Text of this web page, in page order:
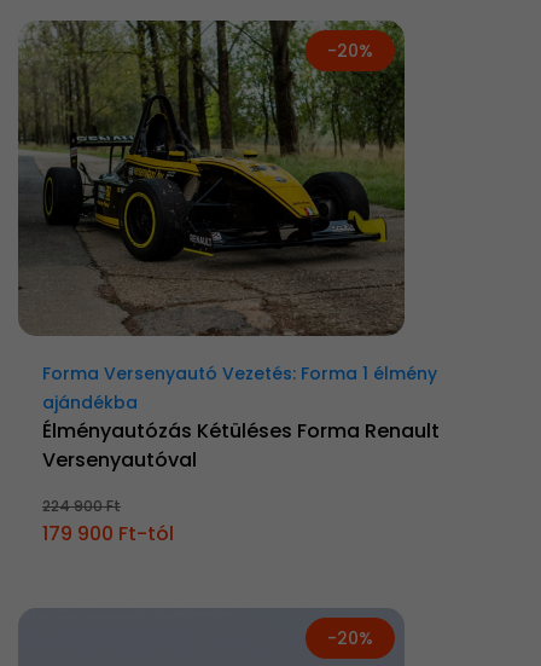
-20%
Forma Versenyautó Vezetés: Forma 1 élmény
ajándékba
Élményautózás Kétüléses Forma Renault
Versenyautóval
224 900 Ft
179 900 Ft-tól
-20%